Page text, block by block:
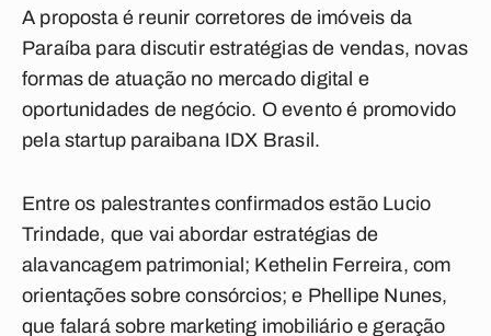
A proposta é reunir corretores de imóveis da
Paraíba para discutir estratégias de vendas, novas
formas de atuação no mercado digital e
oportunidades de negócio. O evento é promovido
pela startup paraibana IDX Brasil.
Entre os palestrantes confirmados estão Lucio
Trindade, que vai abordar estratégias de
alavancagem patrimonial; Kethelin Ferreira, com
orientações sobre consórcios; e Phellipe Nunes,
que falará sobre marketing imobiliário e geração